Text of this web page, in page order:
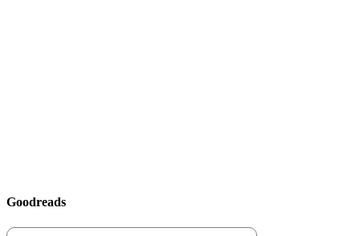
Goodreads